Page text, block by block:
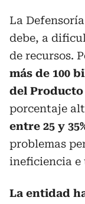
La
debe, a
de recursos.
más de 100
del
porcentaje
entre 25 y
problemas
ineficiencia e
La entidad